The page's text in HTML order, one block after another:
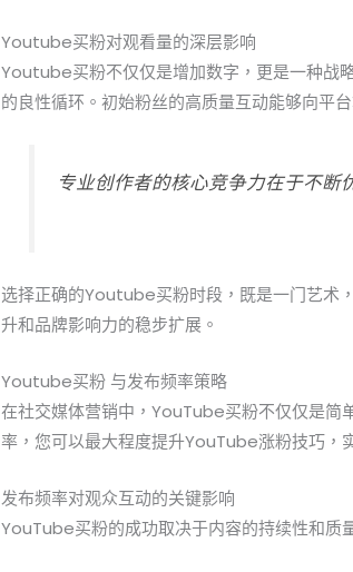
Youtube买粉对观看量的深层影响
Youtube买粉不仅仅是增加数字，更是一种战
的良性循环。初始粉丝的高质量互动能够向平
专业创作者的核心竞争力在于不断
选择正确的Youtube买粉时段，既是一门艺术
升和品牌影响力的稳步扩展。
Youtube买粉 与发布频率策略
在社交媒体营销中，YouTube买粉不仅仅是简
率，您可以最大程度提升YouTube涨粉技巧，
发布频率对观众互动的关键影响
YouTube买粉的成功取决于内容的持续性和质